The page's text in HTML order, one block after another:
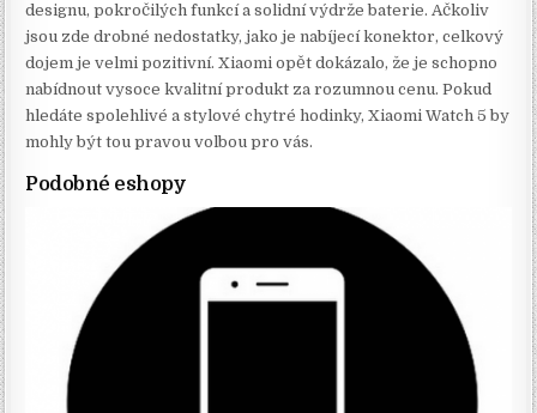
designu, pokročilých funkcí a solidní výdrže baterie. Ačkoliv
jsou zde drobné nedostatky, jako je nabíjecí konektor, celkový
dojem je velmi pozitivní. Xiaomi opět dokázalo, že je schopno
nabídnout vysoce kvalitní produkt za rozumnou cenu. Pokud
hledáte spolehlivé a stylové chytré hodinky, Xiaomi Watch 5 by
mohly být tou pravou volbou pro vás.
Podobné eshopy